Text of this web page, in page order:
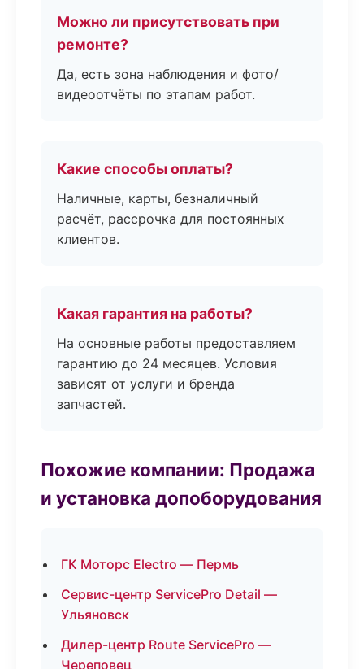
Можно ли присутствовать при
ремонте?
Да, есть зона наблюдения и фото/
видеоотчёты по этапам работ.
Какие способы оплаты?
Наличные, карты, безналичный
расчёт, рассрочка для постоянных
клиентов.
Какая гарантия на работы?
На основные работы предоставляем
гарантию до 24 месяцев. Условия
зависят от услуги и бренда
запчастей.
Похожие компании: Продажа
и установка допоборудования
ГК Моторс Electro — Пермь
Сервис-центр ServicePro Detail —
Ульяновск
Дилер-центр Route ServicePro —
Череповец